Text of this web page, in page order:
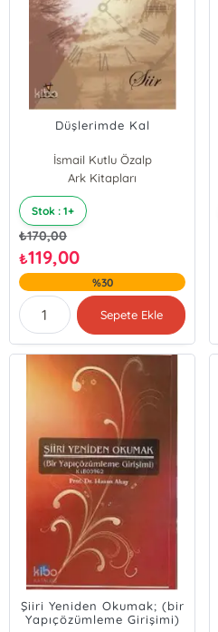
Düşlerimde Kal
İsmail Kutlu Özalp
Ark Kitapları
Stok : 1+
₺170,00
₺119,00
%30
Sepete Ekle
Şiiri Yeniden Okumak; (bir
Yapıçözümleme Girişimi)